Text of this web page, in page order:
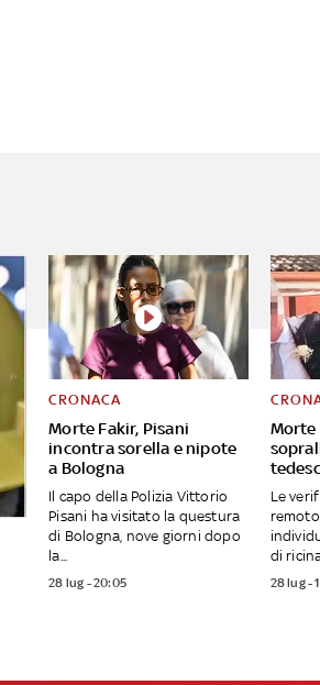
Morte Fakir, Pisani
incontra sorella e nipote
a Bologna
CRONACA
Il capo della Polizia Vittorio
Pisani ha visitato la questura
di Bologna, nove giorni dopo
la...
28 lug - 20:05
Morte
Le
di
28 lug -